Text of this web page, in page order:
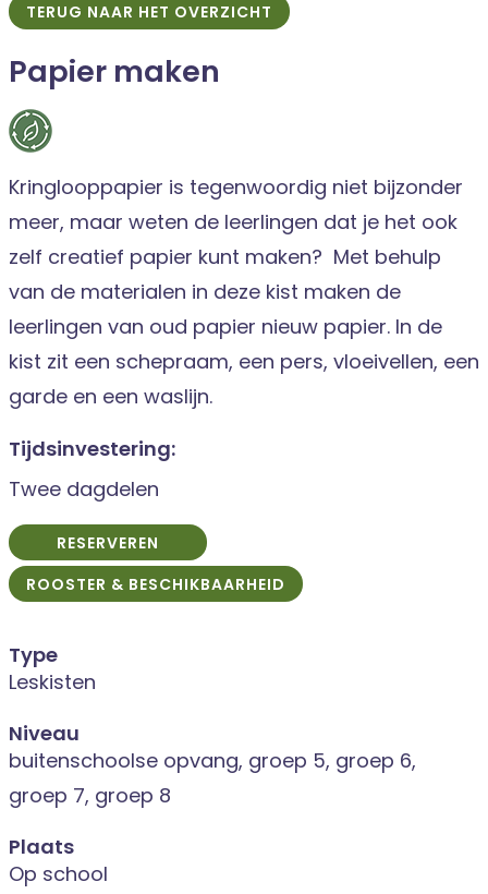
TERUG NAAR HET OVERZICHT
Papier maken
Kringlooppapier is tegenwoordig niet bijzonder
meer, maar weten de leerlingen dat je het ook
zelf creatief papier kunt maken? Met behulp
van de materialen in deze kist maken de
leerlingen van oud papier nieuw papier. In de
kist zit een schepraam, een pers, vloeivellen, een
garde en een waslijn.
Tijdsinvestering:
Twee dagdelen
RESERVEREN
ROOSTER & BESCHIKBAARHEID
Type
Leskisten
Niveau
buitenschoolse opvang, groep 5, groep 6,
groep 7, groep 8
Plaats
Op school